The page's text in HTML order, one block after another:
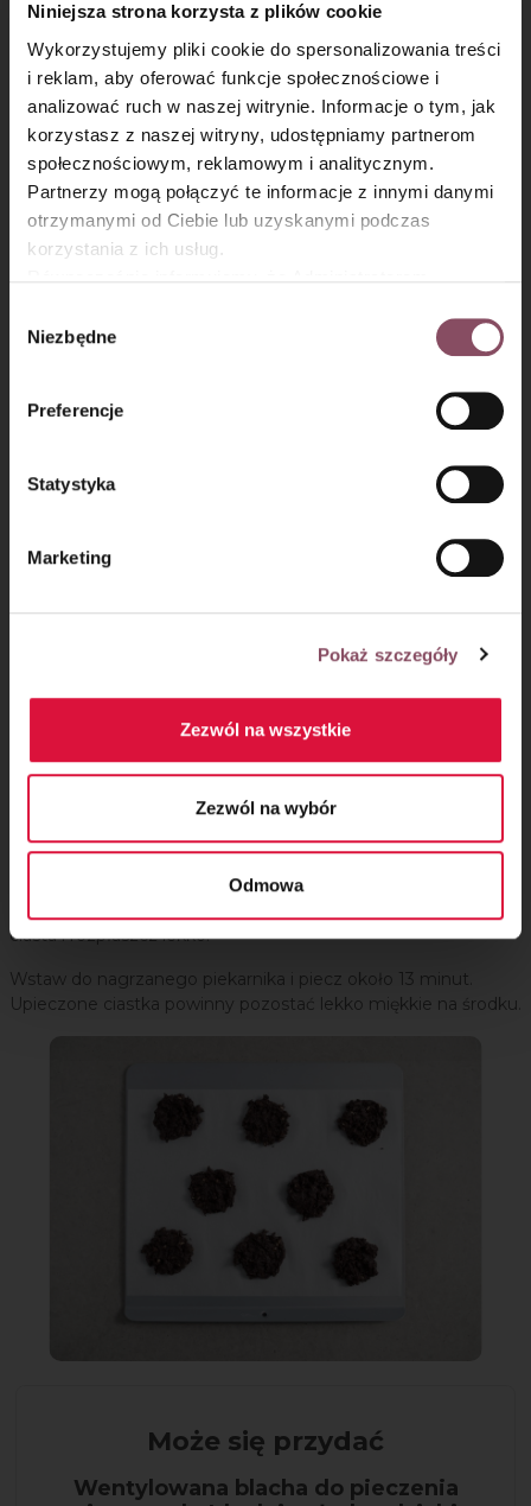
Niniejsza strona korzysta z plików cookie
Wykorzystujemy pliki cookie do spersonalizowania treści
i reklam, aby oferować funkcje społecznościowe i
analizować ruch w naszej witrynie. Informacje o tym, jak
korzystasz z naszej witryny, udostępniamy partnerom
społecznościowym, reklamowym i analitycznym.
Partnerzy mogą połączyć te informacje z innymi danymi
otrzymanymi od Ciebie lub uzyskanymi podczas
korzystania z ich usług.
Gdańsk (80-339) adres: Dickmana 14/15 więcej
informacji o przetwarzaniu danych osobowych oraz
Polityce
prywatności.
zgody
Niezbędne
Preferencje
Statystyka
Marketing
Pokaż szczegóły
Zezwól na wszystkie
Zezwól na wybór
Odmowa
soli. Dodaj do masy i zmiksuj całość do połączenia składników.
Krok 5
Krok 6
ciasta i rozpłaszcz lekko.
Wstaw do nagrzanego piekarnika i piecz około 13 minut.
Upieczone ciastka powinny pozostać lekko miękkie na środku.
Może się przydać
Wentylowana blacha do pieczenia
×